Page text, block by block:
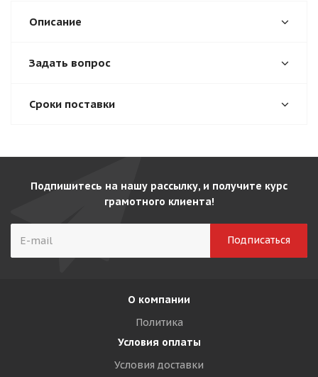
Описание
Задать вопрос
Сроки поставки
Подпишитесь на нашу рассылку, и получите курс
грамотного клиента!
О компании
Политика
Условия оплаты
Условия доставки